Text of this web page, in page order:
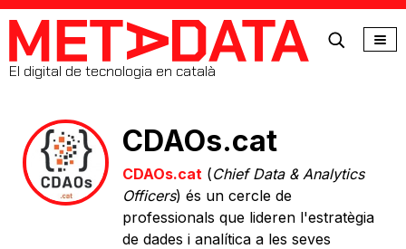
MetaData
El digital de tecnologia en català
CDAOs.cat
CDAOs.cat (Chief Data & Analytics
Officers) és un cercle de
professionals que lideren l'estratègia
de dades i analítica a les seves